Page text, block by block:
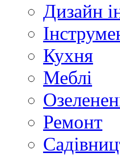
Дизайн
Кухня
Меблі
Ремонт